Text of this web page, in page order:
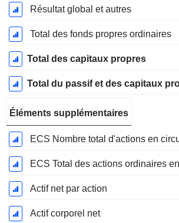
Résultat global et autres
Total des fonds propres ordinaires
Total des capitaux propres
Total du passif et des capitaux
Éléments supplémentaires
ECS Total des actions ordinaires
Actif net par action
Actif corporel net